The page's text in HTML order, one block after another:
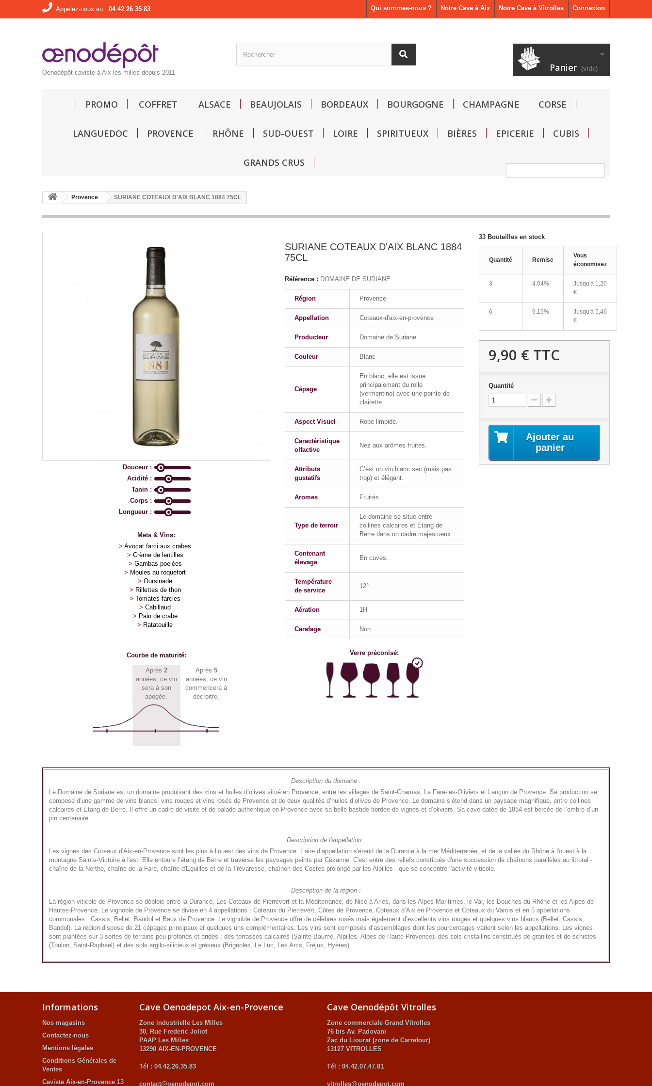
Connexion
Notre Cave à Vitrolles
Notre Cave à Aix
Qui sommes-nous ?
Appelez-nous au : 04 42 26 35 83
Oenodépôt caviste à Aix les milles depuis 2011 Panier (vide)
PROMO COFFRET ALSACE BEAUJOLAIS BORDEAUX BOURGOGNE CHAMPAGNE CORSE
LANGUEDOC PROVENCE RHÔNE SUD-OUEST LOIRE SPIRITUEUX BIÈRES EPICERIE CUBIS
GRANDS CRUS
Provence SURIANE COTEAUX D'AIX BLANC 1884 75CL
Douceur :
Acidité :
Tanin :
Corps :
Longueur :
Mets & Vins:
> Avocat farci aux crabes
> Crème de lentilles
> Gambas poelées
> Moules au roquefort
> Oursinade
> Rillettes de thon
> Tomates farcies
> Cabillaud
> Pain de crabe
> Ratatouille
Courbe de maturité:
Après 2
années, ce vin
sera à son
apogée.
Après 5
années, ce vin
commencera à
décroitre.
SURIANE COTEAUX D'AIX BLANC 1884
75CL
Référence : DOMAINE DE SURIANE
Région Provence
Appellation Coteaux-d'aix-en-provence
Producteur Domaine de Suriane
Couleur Blanc
Cépage
En blanc, elle est issue
principalement du rolle
(vermentino) avec une pointe de
clairette.
Aspect Visuel Robe limpide.
Caractéristique
olfactive
Nez aux arômes fruités.
Attributs
gustatifs
C’est un vin blanc sec (mais pas
trop) et élégant.
Aromes Fruités
Type de terroir
Le domaine se situe entre
collines calcaires et Etang de
Berre dans un cadre majestueux.
Contenant
élevage
En cuves.
Température
de service
12°
Aération 1H
Carafage Non
Verre préconisé:
33 Bouteilles en stock
Quantité Remise
Vous
économisez
3 4.04% Jusqu'à1,20
€
6 9.19% Jusqu'à5,46
€
9,90 € TTC
Quantité
Ajouter au
panier
Description du domaine :
Le Domaine de Suriane est un domaine produisant des vins et huiles d’olives situé en Provence, entre les villages de Saint-Chamas, La Fare-les-Oliviers et Lançon de Provence. Sa production se
compose d’une gamme de vins blancs, vins rouges et vins rosés de Provence et de deux qualités d’huiles d’olives de Provence. Le domaine s’étend dans un paysage magnifique, entre collines
calcaires et Etang de Berre. Il offre un cadre de visite et de balade authentique en Provence avec sa belle bastide bordée de vignes et d’oliviers. Sa cave datée de 1884 est bercée de l’ombre d’un
pin centenaire.
Description de l'appellation :
Les vignes des Coteaux d'Aix-en-Provence sont les plus à l’ouest des vins de Provence. L’aire d’appellation s'étend de la Durance à la mer Méditerranée, et de la vallée du Rhône à l'ouest à la
montagne Sainte-Victoire à l'est. Elle entoure l’étang de Berre et traverse les paysages peints par Cézanne. C'est entre des reliefs constitués d'une succession de chaînons parallèles au littoral -
chaîne de la Nerthe, chaîne de la Fare, chaîne d'Eguilles et de la Trévaresse, chaînon des Costes prolongé par les Alpilles - que se concentre l'activité viticole.
Description de la région :
La région viticole de Provence se déploie entre la Durance, Les Coteaux de Pierrevert et la Méditerranée, de Nice à Arles, dans les Alpes-Maritimes, le Var, les Bouches-du-Rhône et les Alpes de
Hautes-Provence. Le vignoble de Provence se divise en 4 appellations : Coteaux du Pierrevert, Côtes de Provence, Coteaux d’Aix en Provence et Coteaux du Varois et en 5 appellations
communales : Cassis, Bellet, Bandol et Baux de Provence. Le vignoble de Provence offre de célèbres rosés mais également d’excellents vins rouges et quelques vins blancs (Bellet, Cassis,
Bandol). La région dispose de 21 cépages principaux et quelques uns complémentaires. Les vins sont composés d’assemblages dont les pourcentages varient selon les appellations. Les vignes
sont plantées sur 3 sortes de terrains peu profonds et arides : des terrasses calcaires (Sainte-Baume, Alpilles, Alpes de Haute-Provence), des sols cristallins constitués de granites et de schistes
(Toulon, Saint-Raphaël) et des sols argilo-silicieux et grèseux (Brignoles, Le Luc, Les Arcs, Fréjus, Hyères).
Informations
Nos magasins
Contactez-nous
Mentions légales
Conditions Générales de
Ventes
Caviste Aix-en-Provence 13
Cave Oenodepot Aix-en-Provence
Zone industrielle Les Milles
30, Rue Frederic Joliot
PAAP Les Milles
13290 AIX-EN-PROVENCE
Tél : 04.42.26.35.83
contact@oenodepot.com
Cave Oenodépôt Vitrolles
Zone commerciale Grand Vitrolles
76 bis Av. Padovani
Zac du Liourat (zone de Carrefour)
13127 VITROLLES
Tél : 04.42.07.47.81
vitrolles@oenodepot.com